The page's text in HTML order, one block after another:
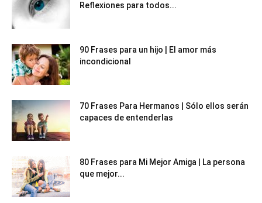
Reflexiones para todos...
90 Frases para un hijo | El amor más
incondicional
70 Frases Para Hermanos | Sólo ellos serán
capaces de entenderlas
80 Frases para Mi Mejor Amiga | La persona
que mejor...